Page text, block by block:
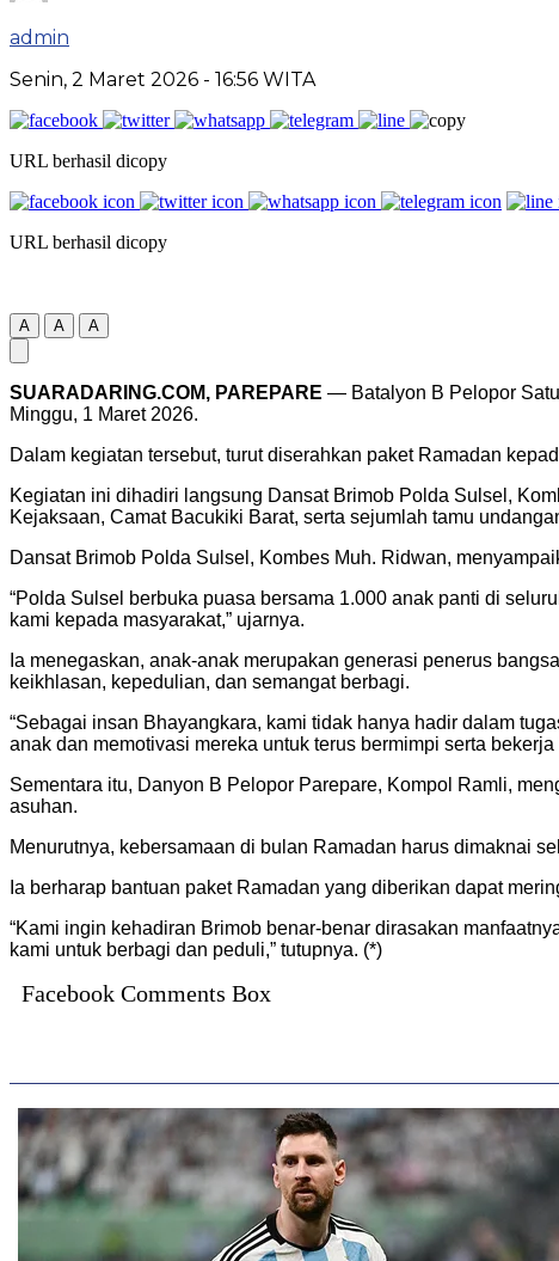
admin
Senin, 2 Maret 2026 - 16:56 WITA
URL berhasil dicopy
URL berhasil dicopy
A A A
SUARADARING.COM, PAREPARE — Batalyon B Pelopor
Minggu, 1 Maret 2026.
Dalam kegiatan tersebut, turut diserahkan paket Ramadan
Kegiatan ini dihadiri langsung Dansat Brimob Polda Sulsel,
Kejaksaan, Camat Bacukiki Barat, serta sejumlah tamu
Dansat Brimob Polda Sulsel, Kombes Muh. Ridwan,
“Polda Sulsel berbuka puasa bersama 1.000 anak panti di
kami kepada masyarakat,” ujarnya.
Ia menegaskan, anak-anak merupakan generasi penerus
keikhlasan, kepedulian, dan semangat berbagi.
“Sebagai insan Bhayangkara, kami tidak hanya hadir dalam
anak dan memotivasi mereka untuk terus bermimpi serta
Sementara itu, Danyon B Pelopor Parepare, Kompol Ramli,
asuhan.
Menurutnya, kebersamaan di bulan Ramadan harus dimaknai
Ia berharap bantuan paket Ramadan yang diberikan dapat
“Kami ingin kehadiran Brimob benar-benar dirasakan
kami untuk berbagi dan peduli,” tutupnya. (*)
Facebook Comments Box